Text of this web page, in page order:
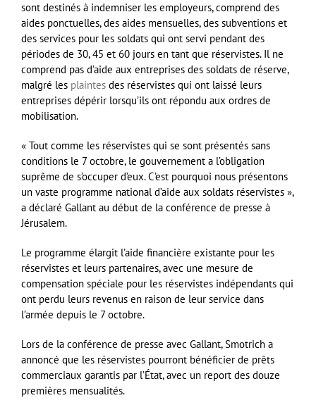
sont destinés à indemniser les employeurs, comprend des
aides ponctuelles, des aides mensuelles, des subventions et
des services pour les soldats qui ont servi pendant des
périodes de 30, 45 et 60 jours en tant que réservistes. Il ne
comprend pas d’aide aux entreprises des soldats de réserve,
malgré les plaintes des réservistes qui ont laissé leurs
entreprises dépérir lorsqu’ils ont répondu aux ordres de
mobilisation.
« Tout comme les réservistes qui se sont présentés sans
conditions le 7 octobre, le gouvernement a l’obligation
suprême de s’occuper d’eux. C’est pourquoi nous présentons
un vaste programme national d’aide aux soldats réservistes »,
a déclaré Gallant au début de la conférence de presse à
Jérusalem.
Le programme élargit l’aide financière existante pour les
réservistes et leurs partenaires, avec une mesure de
compensation spéciale pour les réservistes indépendants qui
ont perdu leurs revenus en raison de leur service dans
l’armée depuis le 7 octobre.
Lors de la conférence de presse avec Gallant, Smotrich a
annoncé que les réservistes pourront bénéficier de prêts
commerciaux garantis par l’État, avec un report des douze
premières mensualités.